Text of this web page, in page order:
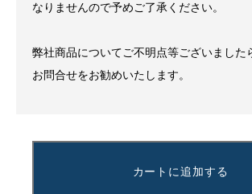
なりませんので予めご了承ください。
弊社商品についてご不明点等ございました
お問合せをお勧めいたします。
カートに追加する